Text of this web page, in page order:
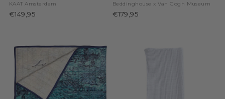
KAAT Amsterdam
€149,95
Beddinghouse x Van Gogh Museum
€179,95